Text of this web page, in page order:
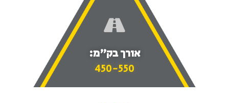
אורך בק"מ:
450-550